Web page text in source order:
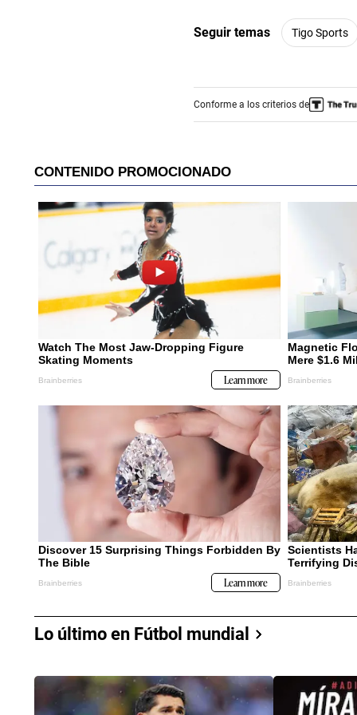
e
Seguir temas Tigo Sports
Conforme a los criterios de
Lo último en Fútbol mundial